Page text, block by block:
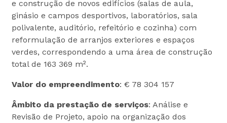
e construção de novos edifícios (salas de aula,
ginásio e campos desportivos, laboratórios, sala
polivalente, auditório, refeitório e cozinha) com
reformulação de arranjos exteriores e espaços
verdes, correspondendo a uma área de construção
total de 163 369 m².
Valor do empreendimento: € 78 304 157
Âmbito da prestação de serviços: Análise e
Revisão de Projeto, apoio na organização dos